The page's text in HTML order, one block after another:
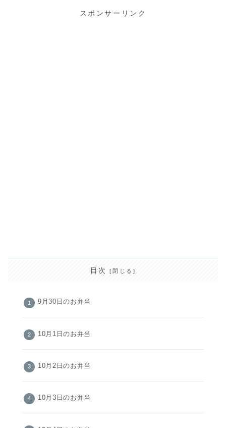
スポンサーリンク
目次
9月30日のお弁当
10月1日のお弁当
10月2日のお弁当
10月3日のお弁当